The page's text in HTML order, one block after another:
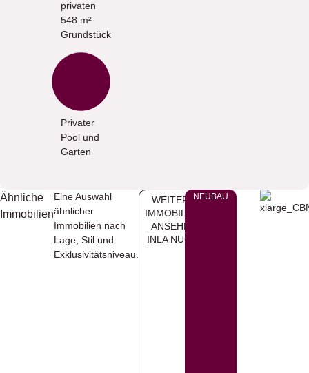
privaten
548 m²
Grundstück
Privater
Pool und
Garten
Ähnliche
Immobilien
Eine Auswahl
ähnlicher
Immobilien nach
Lage, Stil und
Exklusivitätsniveau.
WEITERE
IMMOBILIEN
ANSEHEN
INLA NUCIA
NEUBAU